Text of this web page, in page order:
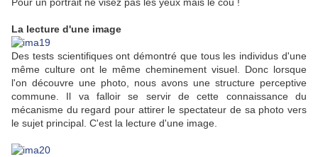
La lecture d'une image
Des tests scientifiques ont démontré que tous les individus d'une
même culture ont le même cheminement visuel. Donc lorsque
l'on découvre une photo, nous avons une structure perceptive
commune. Il va falloir se servir de cette connaissance du
mécanisme du regard pour attirer le spectateur de sa photo vers
le sujet principal. C'est la lecture d'une image.